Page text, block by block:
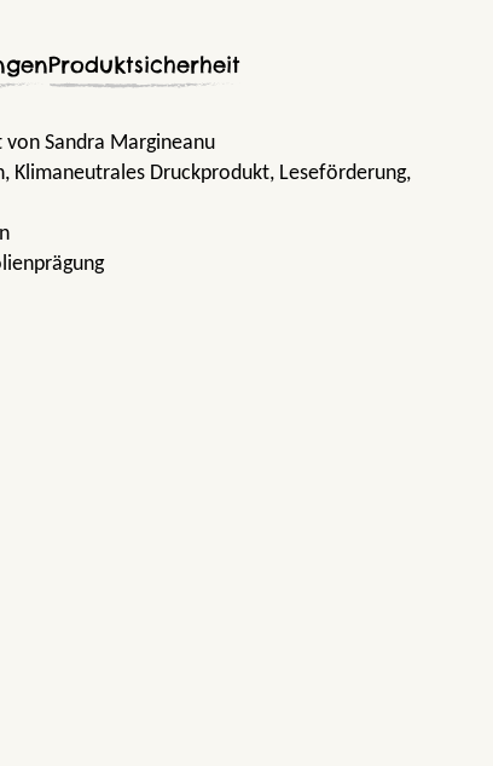
Produktsicherheit
von Sandra Margineanu
, Klimaneutrales Druckprodukt, Leseförderung,